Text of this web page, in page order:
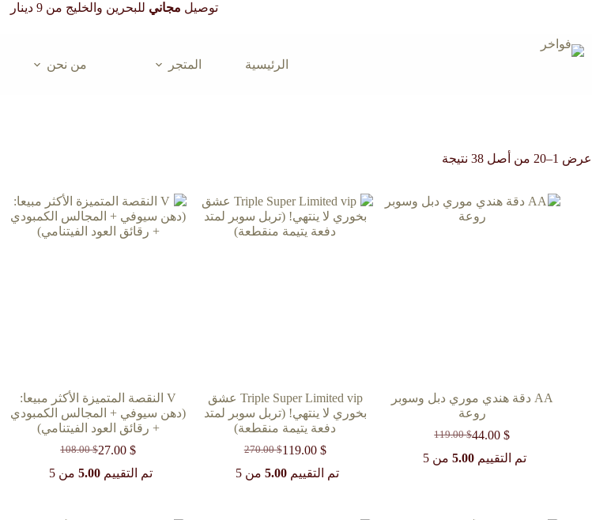
المحتوى
توصيل مجاني للبحرين والخليج من 9 دينار
الرئيسية المتجر من نحن
عرض 1–20 من أصل 38 نتيجة
AA دقة هندي موري دبل وسوبر
روعة
119.00$
السعر
الأصلي
44.00$
السعر
الحاليتم التقييم5.00 من 5
Triple Super Limited vip عشق
بخوري لا ينتهي! (تربل سوبر لمتد
دفعة يتيمة منقطعة)
270.00$
السعر
الأصلي
119.00 $
السعر
الحالي تم التقييم 5.00من 5
V النقصة المتميزة الأكثر مبيعا:
(دهن سيوفي + المجالس الكمبودي
+ رقائق العود الفيتنامي)
108.00$
السعر
الأصلي
27.00$
السعر
الحاليتم التقييم5.00 من 5